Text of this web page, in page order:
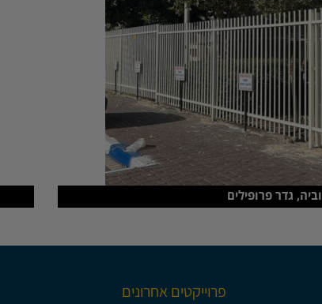
גדר פרופילים
פרוייקטים אחרונים